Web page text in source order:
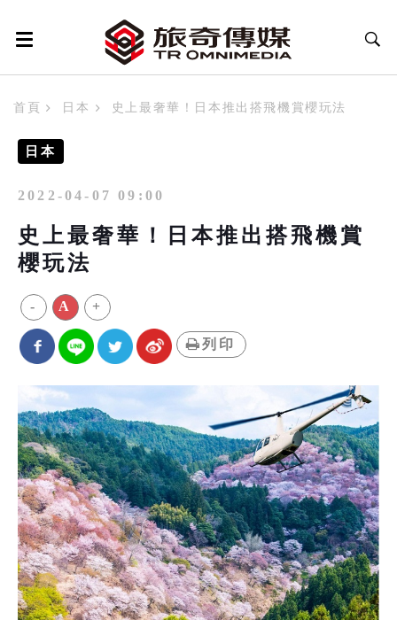
首頁 日本 史上最奢華！日本推出搭飛機賞櫻玩法
日本
2022-04-07 09:00
史上最奢華！日本推出搭飛機賞
櫻玩法
- A +
列印